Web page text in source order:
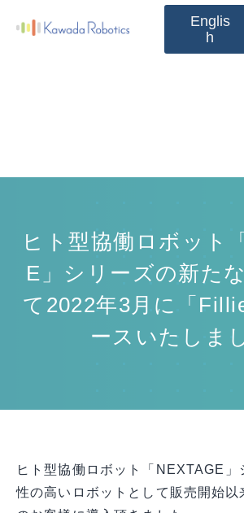
Englis
h
お知らせ
ヒト型協働ロボット
E」シリーズの新た
て2022年3月に「
ースいたしま
ヒト型協働ロボット「NEXTAGE」
性の高いロボットとして販売開始以